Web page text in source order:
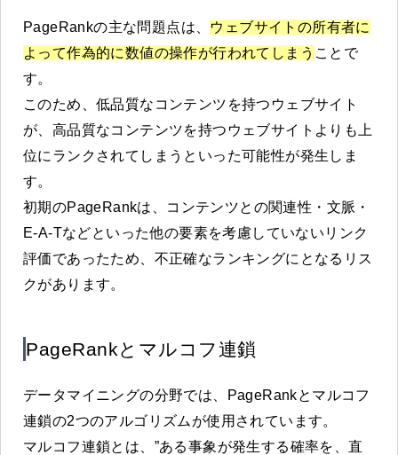
PageRankの主な問題点は、 ウェブサイトの所有者に
よって作為的に数値の操作が行われてしまう ことで
す。
このため、低品質なコンテンツを持つウェブサイト
が、高品質なコンテンツを持つウェブサイトよりも上
位にランクされてしまうといった可能性が発生しま
す。
初期のPageRankは、コンテンツとの関連性・文脈・
E-A-Tなどといった他の要素を考慮していないリンク
評価であったため、不正確なランキングにとなるリス
クがあります。
PageRankとマルコフ連鎖
データマイニングの分野では、PageRankとマルコフ
連鎖の2つのアルゴリズムが使用されています。
マルコフ連鎖とは、”ある事象が発生する確率を、直